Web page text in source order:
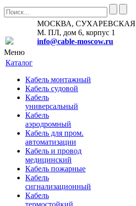
МОСКВА, СУХАРЕВСКАЯ
М. ПЛ, дом 6, корпус 1
info@cable-moscow.ru
Меню
Каталог
Кабель монтажный
Кабель судовой
Кабель
универсальный
Кабель
аэродромный
Кабель для пром.
автоматизации
Кабель и провод
медицинский
Кабель пожарные
Кабель
сигнализационный
Кабель
термостойкий